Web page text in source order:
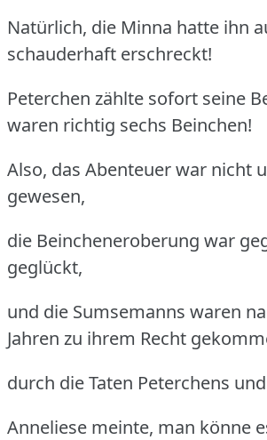
Natürlich, die Minna hatte ihn
schauderhaft erschreckt!
Peterchen zählte sofort seine
waren richtig sechs Beinchen!
Also, das Abenteuer war nicht
gewesen,
die Beincheneroberung war
geglückt,
und die Sumsemanns waren
Jahren zu ihrem Recht
durch die Taten Peterchens
Anneliese meinte, man könne